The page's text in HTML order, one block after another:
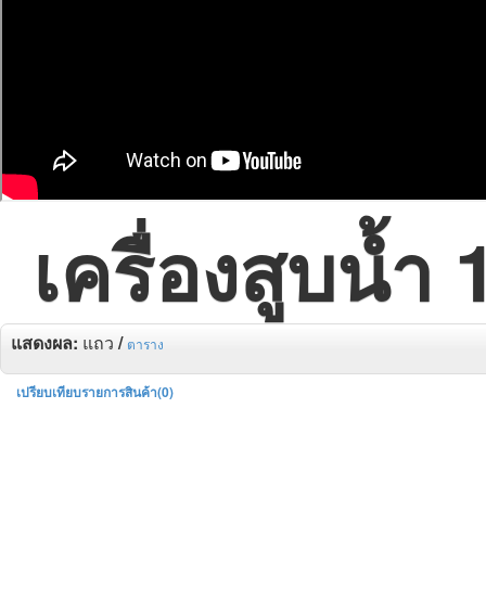
เครื่องสูบน้ำ
แสดงผล: แถว/ ตาราง
เปรียบเทียบรายการสินค้า(0)